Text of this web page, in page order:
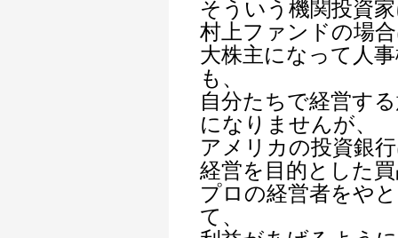
そういう機関投資
村上ファンドの場
大株主になって人
も、
自分たちで経営す
になりませんが、
アメリカの投資銀
経営を目的とした
プロの経営者をや
て、